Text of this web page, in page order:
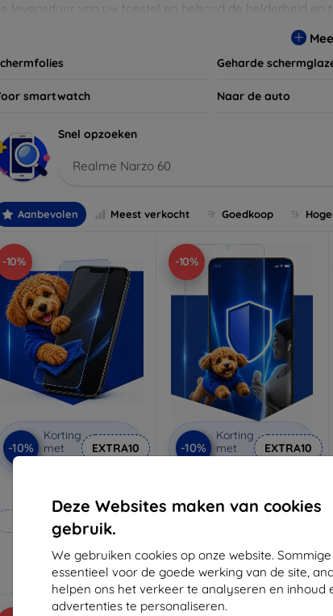
Deze Websites maken van cookies
gebruik.
We gebruiken cookies op onze website. Sommige
essentieel voor de goede werking van de site,
helpen ons het verkeer te analyseren en inhoud
advertenties te personaliseren.
levensduur van uw toestel en behoud de helderheid
Geharde
smartwatch Naar de auto
Snel opzoeken
Realme Narzo 60
Aanbevolen Meest verkocht Goedkoop
-10%
-10%
Korting
met
coupon
EXTRA10
Op maat gemaakt
€ 17,90
€ 16,11
Op voorraad: > 5 stuks
-10%
-10%
Korting
met
coupon
EXTRA10
€ 13,90
€ 12,51
Op voorraad: > 5 stuks